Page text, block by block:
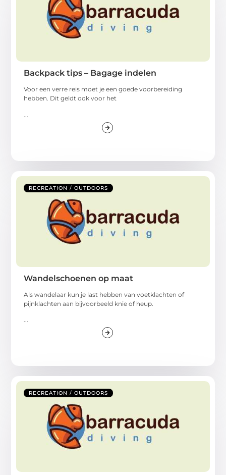
Backpack tips – Bagage indelen
Voor een verre reis moet je een goede voorbereiding
hebben. Dit geldt ook voor het
RECREATION / OUTDOORS
Wandelschoenen op maat
Als wandelaar kun je last hebben van voetklachten of
pijnklachten aan bijvoorbeeld knie of heup.
RECREATION / OUTDOORS